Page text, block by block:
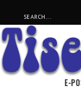
E-